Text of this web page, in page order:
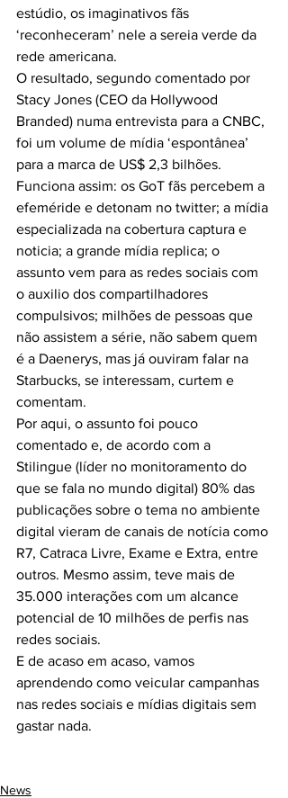
estúdio, os imaginativos fãs
‘reconheceram’ nele a sereia verde da
rede americana.
O resultado, segundo comentado por
Stacy Jones (CEO da Hollywood
Branded) numa entrevista para a CNBC,
foi um volume de mídia ‘espontânea’
para a marca de US$ 2,3 bilhões.
Funciona assim: os GoT fãs percebem a
efeméride e detonam no twitter; a mídia
especializada na cobertura captura e
noticia; a grande mídia replica; o
assunto vem para as redes sociais com
o auxilio dos compartilhadores
compulsivos; milhões de pessoas que
não assistem a série, não sabem quem
é a Daenerys, mas já ouviram falar na
Starbucks, se interessam, curtem e
comentam.
Por aqui, o assunto foi pouco
comentado e, de acordo com a
Stilingue (líder no monitoramento do
que se fala no mundo digital) 80% das
publicações sobre o tema no ambiente
digital vieram de canais de notícia como
R7, Catraca Livre, Exame e Extra, entre
outros. Mesmo assim, teve mais de
35.000 interações com um alcance
potencial de 10 milhões de perfis nas
redes sociais.
E de acaso em acaso, vamos
aprendendo como veicular campanhas
nas redes sociais e mídias digitais sem
gastar nada.
News